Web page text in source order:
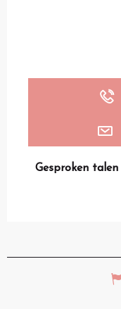
Gesproken talen
Gesproken talen